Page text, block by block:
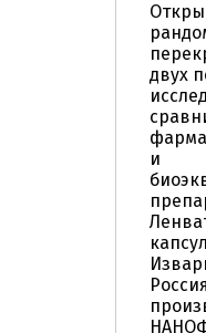
двух
и